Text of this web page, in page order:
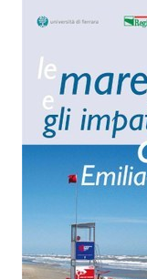
Ambiente
Argomenti